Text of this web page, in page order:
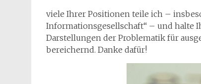
viele Ihrer Positionen teile ich –
Informationsgesellschaft“ – und halte
Darstellungen der Problematik für
bereichernd. Danke dafür!